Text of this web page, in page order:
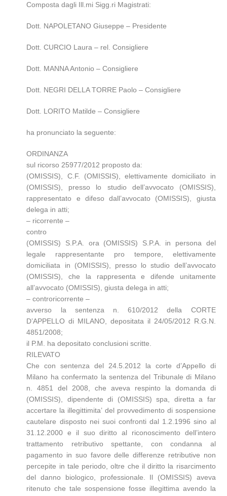
Composta dagli Ill.mi Sigg.ri Magistrati:
Dott. NAPOLETANO Giuseppe – Presidente
Dott. CURCIO Laura – rel. Consigliere
Dott. MANNA Antonio – Consigliere
Dott. NEGRI DELLA TORRE Paolo – Consigliere
Dott. LORITO Matilde – Consigliere
ha pronunciato la seguente:
ORDINANZA
sul ricorso 25977/2012 proposto da:
(OMISSIS), C.F. (OMISSIS), elettivamente domiciliato in
(OMISSIS), presso lo studio dell’avvocato (OMISSIS),
rappresentato e difeso dall’avvocato (OMISSIS), giusta
delega in atti;
– ricorrente –
contro
(OMISSIS) S.P.A. ora (OMISSIS) S.P.A. in persona del
legale rappresentante pro tempore, elettivamente
domiciliata in (OMISSIS), presso lo studio dell’avvocato
(OMISSIS), che la rappresenta e difende unitamente
all’avvocato (OMISSIS), giusta delega in atti;
– controricorrente –
avverso la sentenza n. 610/2012 della CORTE
D’APPELLO di MILANO, depositata il 24/05/2012 R.G.N.
4851/2008;
il P.M. ha depositato conclusioni scritte.
RILEVATO
Che con sentenza del 24.5.2012 la corte d’Appello di
Milano ha confermato la sentenza del Tribunale di Milano
n. 4851 del 2008, che aveva respinto la domanda di
(OMISSIS), dipendente di (OMISSIS) spa, diretta a far
accertare la illegittimita’ del provvedimento di sospensione
cautelare disposto nei suoi confronti dal 1.2.1996 sino al
31.12.2000 e il suo diritto al riconoscimento dell’intero
trattamento retributivo spettante, con condanna al
pagamento in suo favore delle differenze retributive non
percepite in tale periodo, oltre che il diritto la risarcimento
del danno biologico, professionale. Il (OMISSIS) aveva
ritenuto che tale sospensione fosse illegittima avendo la